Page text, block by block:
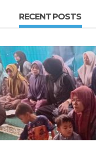
RECENT POSTS